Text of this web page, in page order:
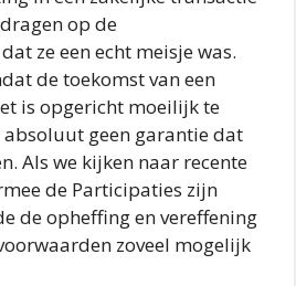
op de
ze een echt meisje was.
de toekomst van een
is opgericht moeilijk te
absoluut geen garantie dat
Als we kijken naar recente
de Participaties zijn
de opheffing en vereffening
zoveel mogelijk